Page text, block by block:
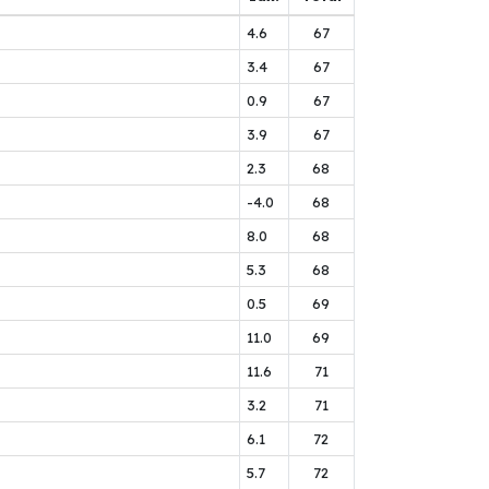
4.6
67
3.4 67
0.9
67
3.9 67
2.3
68
-4.0 68
8.0
68
5.3 68
0.5
69
11.0 69
11.6
71
3.2 71
6.1
72
5.7 72